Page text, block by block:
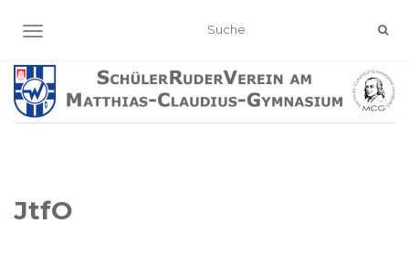
NAVIGATION EIN-/AUSSCHALTEN
JtfO